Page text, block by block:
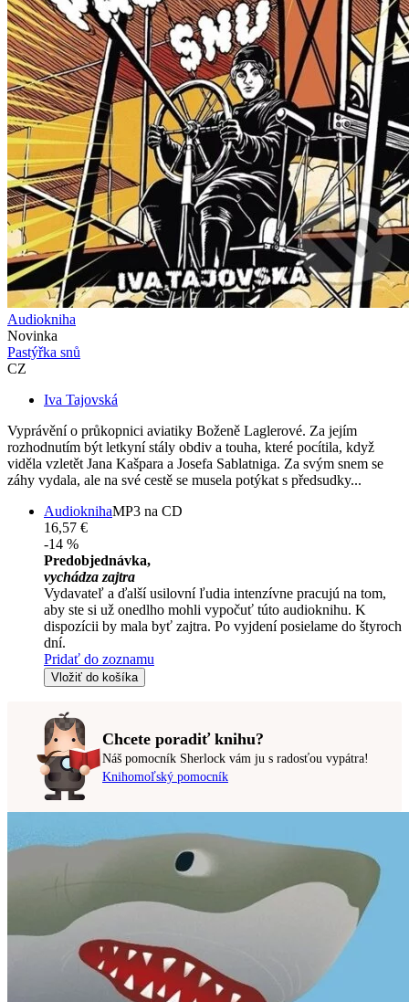
Audiokniha
Novinka
Pastýřka snů
CZ
Iva Tajovská
Vyprávění o průkopnici aviatiky Boženě Laglerové. Za jejím
rozhodnutím být letkyní stály obdiv a touha, které pocítila, když
viděla vzletět Jana Kašpara a Josefa Sablatniga. Za svým snem se
záhy vydala, ale na své cestě se musela potýkat s předsudky...
AudioknihaMP3 na CD
16,57 €
-14 %
Predobjednávka,
vychádza zajtra
Vydavateľ a ďalší usilovní ľudia intenzívne pracujú na tom,
aby ste si už onedlho mohli vypočuť túto audioknihu. K
dispozícii by mala byť zajtra. Po vyjdení posielame do štyroch
dní.
Pridať do zoznamu
Vložiť do košíka
Chcete poradiť knihu?
Náš pomocník Sherlock vám ju s radosťou vypátra!
Knihomoľský pomocník